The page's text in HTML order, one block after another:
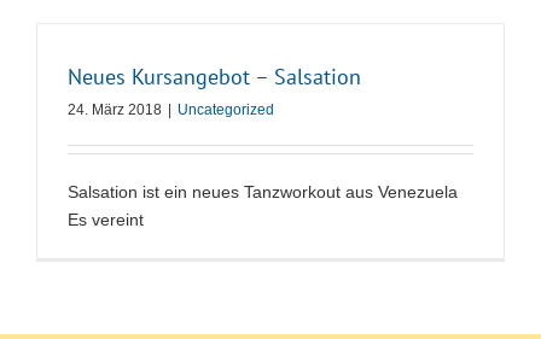
Neues Kursangebot – Salsation
24. März 2018 Uncategorized
Salsation ist ein neues Tanzworkout aus Venezuela
Es vereint